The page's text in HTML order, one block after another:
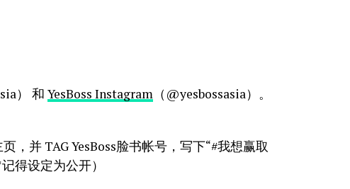
） 和 YesBoss Instagram（@yesbossasia）。
，并 TAG YesBoss脸书帐号，写下“#我想赢取
得设定为公开）